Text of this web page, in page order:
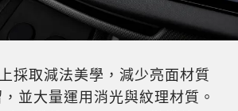
採取減法美學，減少亮面材質
並大量運用消光與紋理材質。